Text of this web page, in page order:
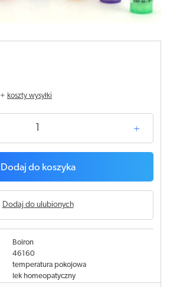
+ koszty wysyłki
Dodaj do koszyka
Dodaj do ulubionych
Boiron
46160
temperatura pokojowa
lek homeopatyczny